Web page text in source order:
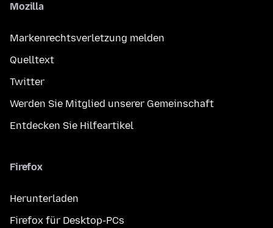
Mozilla
Markenrechtsverletzung melden
Quelltext
Twitter
Werden Sie Mitglied unserer Gemeinschaft
Entdecken Sie Hilfeartikel
Firefox
Herunterladen
Firefox für Desktop-PCs